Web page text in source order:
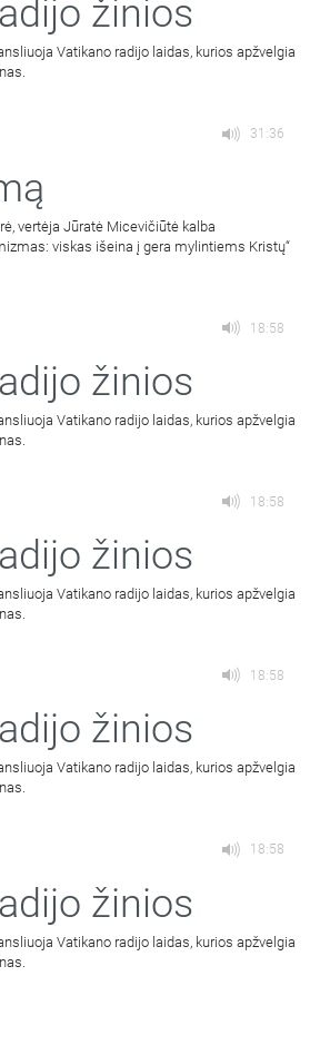
žinios
Vatikano radijo laidas, kurios apžvelgia
31:36
vertėja Jūratė Micevičiūtė kalba
viskas išeina į gera mylintiems Kristų“
18:58
žinios
Vatikano radijo laidas, kurios apžvelgia
18:58
žinios
Vatikano radijo laidas, kurios apžvelgia
18:58
žinios
Vatikano radijo laidas, kurios apžvelgia
18:58
žinios
Vatikano radijo laidas, kurios apžvelgia